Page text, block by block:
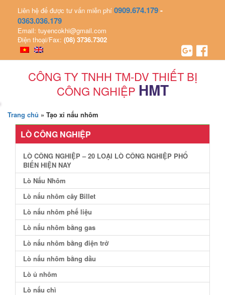
Liên hệ để được tư vấn miễn phí 0909.674.179-
0363.036.179
Email: tuyencokhi@gmail.com
Điện thoại/Fax: (08) 3736.7302
CÔNG TY TNHH TM-DV THIẾT BỊ
CÔNG NGHIỆP HMT
Trang chủ » Tạo xỉ nấu nhôm
LÒ CÔNG NGHIỆP
LÒ CÔNG NGHIỆP – 20 LOẠI LÒ CÔNG NGHIỆP PHỔ
BIẾN HIỆN NAY
Lò Nấu Nhôm
Lò nấu nhôm cây Billet
Lò nấu nhôm phế liệu
Lò nấu nhôm bằng gas
Lò nấu nhôm bằng điện trở
Lò nấu nhôm bằng dầu
Lò ủ nhôm
Lò nấu chì